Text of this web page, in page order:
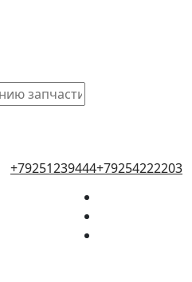
+79251239444+79254222203